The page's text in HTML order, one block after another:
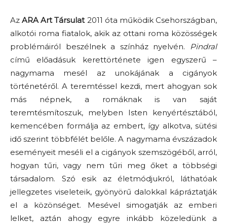
AzARA Art Társulat2011 óta működik Csehországban,
alkotói roma fiatalok, akik az ottani roma közösségek
problémáiról beszélnek a színház nyelvén. Pindral
című előadásuk kerettörténete igen egyszerű –
nagymama mesél az unokájának a cigányok
történetéről. A teremtéssel kezdi, mert ahogyan sok
más népnek, a romáknak is van saját
teremtésmítoszuk, melyben Isten kenyértésztából,
kemencében formálja az embert, így alkotva, sütési
idő szerint többfélét belőle. A nagymama évszázadok
eseményeit meséli el a cigányok szemszögéből, arról,
hogyan tűri, vagy nem tűri meg őket a többségi
társadalom. Szó esik az életmódjukról, láthatóak
jellegzetes viseleteik, gyönyörű dalokkal kápráztatják
el a közönséget. Mesével simogatják az emberi
lelket, aztán ahogy egyre inkább közeledünk a